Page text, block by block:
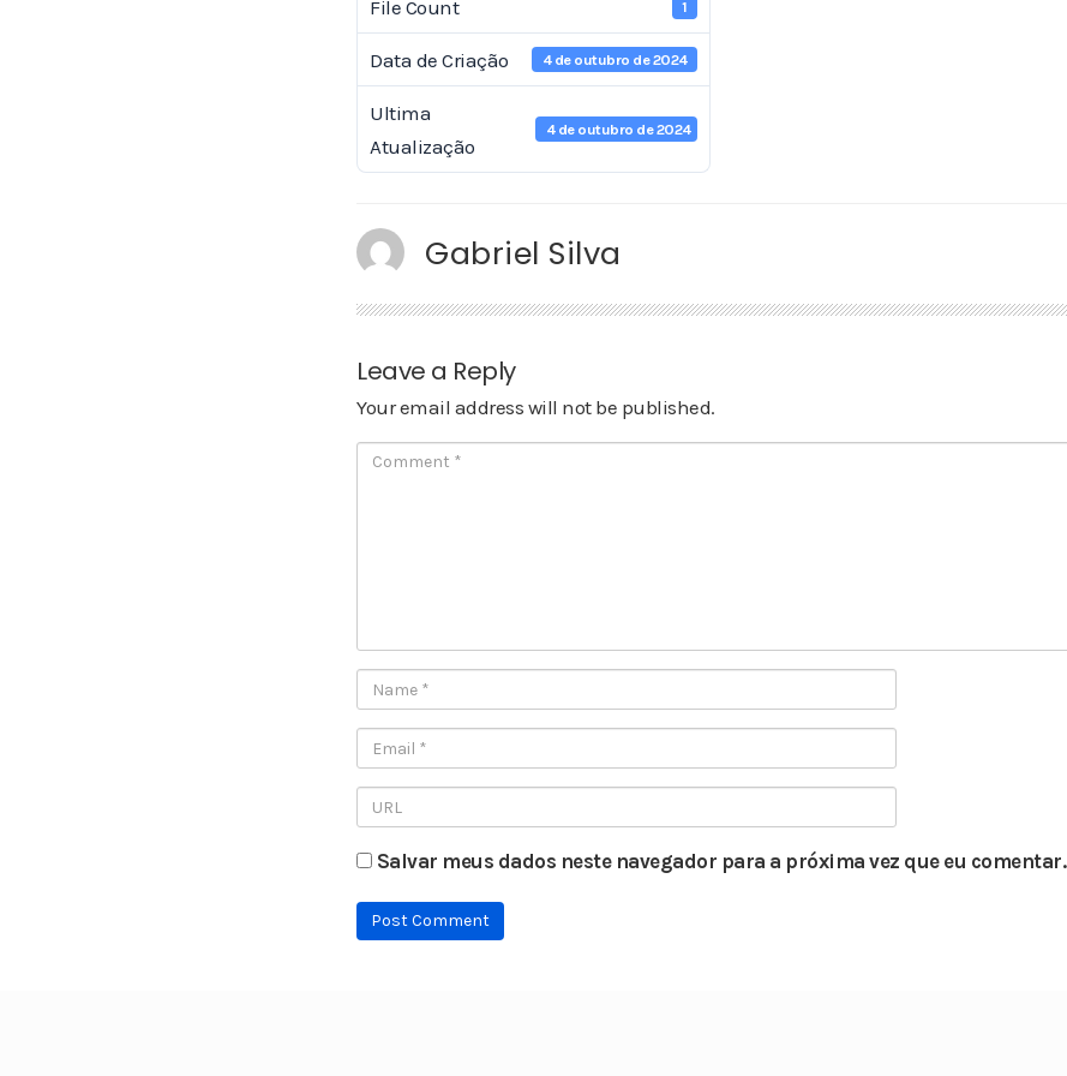
File Count 1
Data de Criação 4 de outubro de 2024
Ultima
Atualização
4 de outubro de 2024
Gabriel Silva
Leave a Reply
Your email address will not be published.
Salvar meus dados neste navegador para a próxima vez que eu comentar.